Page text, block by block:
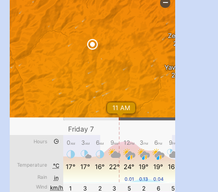
#PipIvanToday...
pimrec_project